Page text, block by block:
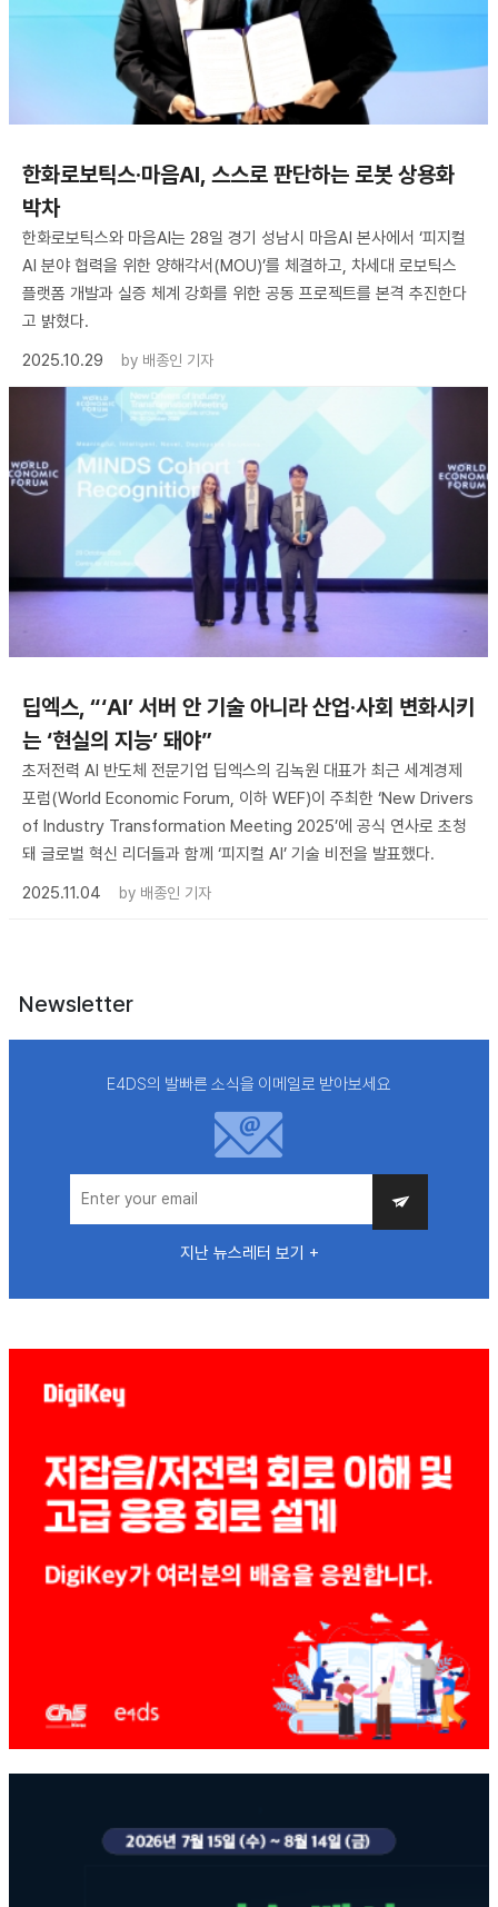
한화로보틱스·마음AI, 스스로 판단하는 로봇 상용화
박차
한화로보틱스와 마음AI는 28일 경기 성남시 마음AI 본사에서 ‘피지컬
AI 분야 협력을 위한 양해각서(MOU)’를 체결하고, 차세대 로보틱스
플랫폼 개발과 실증 체계 강화를 위한 공동 프로젝트를 본격 추진한다
고 밝혔다.
2025.10.29
by 배종인 기자
딥엑스, “‘AI’ 서버 안 기술 아니라 산업·사회 변화시키
는 ‘현실의 지능’ 돼야”
초저전력 AI 반도체 전문기업 딥엑스의 김녹원 대표가 최근 세계경제
포럼(World Economic Forum, 이하 WEF)이 주최한 ‘New Drivers
of Industry Transformation Meeting 2025’에 공식 연사로 초청
돼 글로벌 혁신 리더들과 함께 ‘피지컬 AI’ 기술 비전을 발표했다.
2025.11.04
by 배종인 기자
Newsletter
E4DS의 발빠른 소식을 이메일로 받아보세요
지난 뉴스레터 보기 +